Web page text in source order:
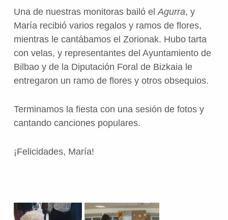
Una de nuestras monitoras bailó elAgurra, y
María recibió varios regalos y ramos de flores,
mientras le cantábamos el Zorionak. Hubo tarta
con velas, y representantes del Ayuntamiento de
Bilbao y de la Diputación Foral de Bizkaia le
entregaron un ramo de flores y otros obsequios.
Terminamos la fiesta con una sesión de fotos y
cantando canciones populares.
¡Felicidades, María!